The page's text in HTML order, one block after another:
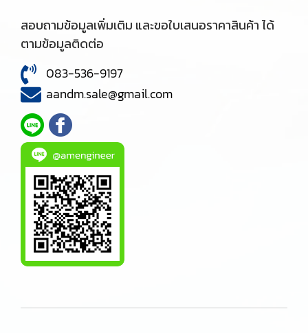
สอบถามข้อมูลเพิ่มเติม และขอใบเสนอราคาสินค้า ได้
ตามข้อมูลติดต่อ
083-536-9197
aandm.sale@gmail.com